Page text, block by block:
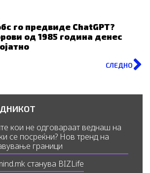
го предвиде ChatGPT?
од 1985 година денес
СЛЕДНО
кои не одговараат веднаш на
се посреќни? Нов тренд на
граници
станува BIZLife